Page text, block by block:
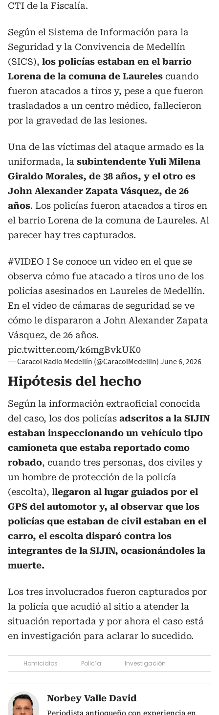
CTI de la Fiscalía.
Según el Sistema de Información para la
Seguridad y la Convivencia de Medellín
(SICS), los policías estaban en el barrio
Lorena de la comuna de Laureles cuando
fueron atacados a tiros y, pese a que fueron
trasladados a un centro médico, fallecieron
por la gravedad de las lesiones.
Una de las víctimas del ataque armado es la
uniformada, la subintendente Yuli Milena
Giraldo Morales, de 38 años, y el otro es
John Alexander Zapata Vásquez, de 26
años. Los policías fueron atacados a tiros en
el barrio Lorena de la comuna de Laureles. Al
parecer hay tres capturados.
#VIDEO I Se conoce un video en el que se
observa cómo fue atacado a tiros uno de los
policías asesinados en Laureles de Medellín.
En el video de cámaras de seguridad se ve
cómo le dispararon a John Alexander Zapata
Vásquez, de 26 años.
pic.twitter.com/k6mgBvkUK0
— Caracol Radio Medellín (@CaracolMedellin) June 6, 2026
Hipótesis del hecho
Según la información extraoficial conocida
del caso, los dos policías adscritos a la SIJIN
estaban inspeccionando un vehículo tipo
camioneta que estaba reportado como
robado, cuando tres personas, dos civiles y
un hombre de protección de la policía
(escolta), llegaron al lugar guiados por el
GPS del automotor y, al observar que los
policías que estaban de civil estaban en el
carro, el escolta disparó contra los
integrantes de la SIJIN, ocasionándoles la
muerte.
Los tres involucrados fueron capturados por
la policía que acudió al sitio a atender la
situación reportada y por ahora el caso está
en investigación para aclarar lo sucedido.
Homicidios Policía Investigación
Norbey Valle David
Periodista antioqueño con experiencia en